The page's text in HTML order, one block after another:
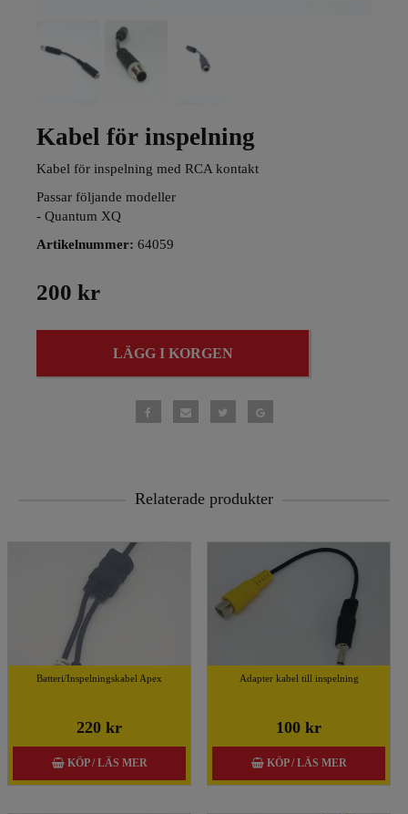
Kabel för inspelning
Kabel för inspelning med RCA kontakt
Passar följande modeller
- Quantum XQ
Artikelnummer: 64059
200 kr
LÄGG I KORGEN
Relaterade produkter
Batteri/Inspelningskabel Apex
220 kr
KÖP / LÄS MER
Adapter kabel till inspelning
100 kr
KÖP / LÄS MER